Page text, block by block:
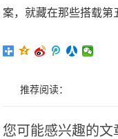
案，就藏在那些搭载第
推荐阅读：
您可能感兴趣的文